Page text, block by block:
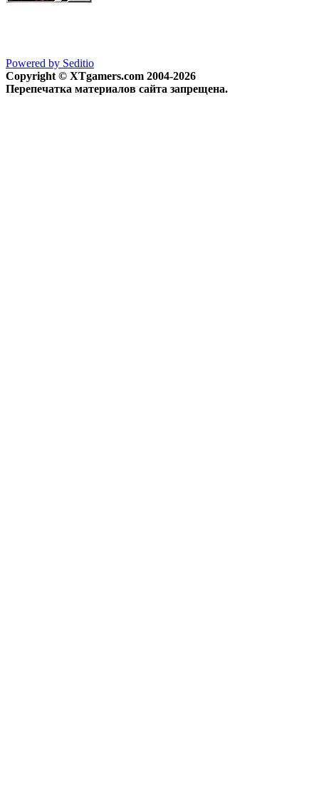
Powered by Seditio
Copyright © XTgamers.com 2004-2026
Перепечатка материалов сайта запрещена.